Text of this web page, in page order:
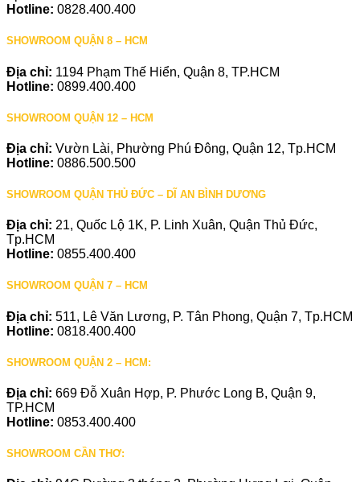
Hotline: 0828.400.400
SHOWROOM QUẬN 8 – HCM
Địa chỉ: 1194 Phạm Thế Hiển, Quận 8, TP.HCM
Hotline: 0899.400.400
SHOWROOM QUẬN 12 – HCM
Địa chỉ: Vườn Lài, Phường Phú Đông, Quận 12, Tp.HCM
Hotline: 0886.500.500
SHOWROOM QUẬN THỦ ĐỨC – DĨ AN BÌNH DƯƠNG
Địa chỉ: 21, Quốc Lộ 1K, P. Linh Xuân, Quận Thủ Đức,
Tp.HCM
Hotline: 0855.400.400
SHOWROOM QUẬN 7 – HCM
Địa chỉ: 511, Lê Văn Lương, P. Tân Phong, Quận 7, Tp.HCM
Hotline: 0818.400.400
SHOWROOM QUẬN 2 – HCM:
Địa chỉ: 669 Đỗ Xuân Hợp, P. Phước Long B, Quận 9,
TP.HCM
Hotline: 0853.400.400
SHOWROOM CẦN THƠ: